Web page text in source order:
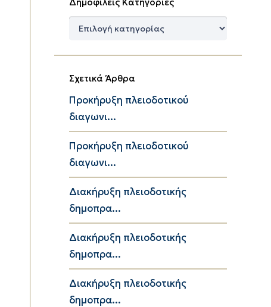
Δημοφιλείς
Σχετικά Άρθρα
Προκήρυξη πλειοδοτικού
διαγωνι...
Προκήρυξη πλειοδοτικού
διαγωνι...
Διακήρυξη πλειοδοτικής
δημοπρα...
Διακήρυξη πλειοδοτικής
δημοπρα...
Διακήρυξη πλειοδοτικής
δημοπρα...